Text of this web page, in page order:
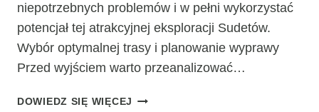
niepotrzebnych problemów i w pełni wykorzystać
potencjał tej atrakcyjnej eksploracji Sudetów.
Wybór optymalnej trasy i planowanie wyprawy
Przed wyjściem warto przeanalizować…
DOWIEDZ SIĘ WIĘCEJ JAK